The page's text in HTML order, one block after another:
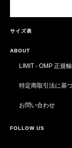
サイズ表
ABOUT
LIMIT - OMP 正規
特定商取引法に基
お問い合わせ
FOLLOW US